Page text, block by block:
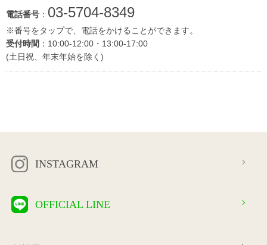
電話番号 ： 03-5704-8349
※番号をタップで、電話をかけることができます。
受付時間 ：10:00-12:00・13:00-17:00
(土日祝、年末年始を除く)
INSTAGRAM
OFFICIAL LINE